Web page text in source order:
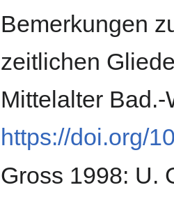
Bemerkungen
zeitlichen
Mittelalter
https://doi.org/
Gross 1998: U.